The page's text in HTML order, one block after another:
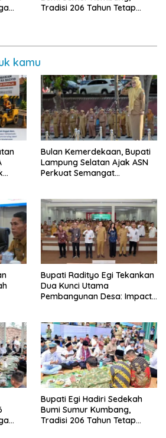
Tradisi 206 Tahun Tetap
kamu
Bulan Kemerdekaan, Bupati
Lampung Selatan Ajak ASN
Perkuat Semangat
Bupati Radityo Egi Tekankan
Dua Kunci Utama
Pembangunan Desa: Impact
Bupati Egi Hadiri Sedekah
Bumi Sumur Kumbang,
Tradisi 206 Tahun Tetap